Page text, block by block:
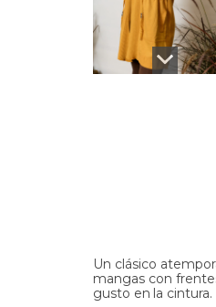
Un clásico
mangas con
gusto en la